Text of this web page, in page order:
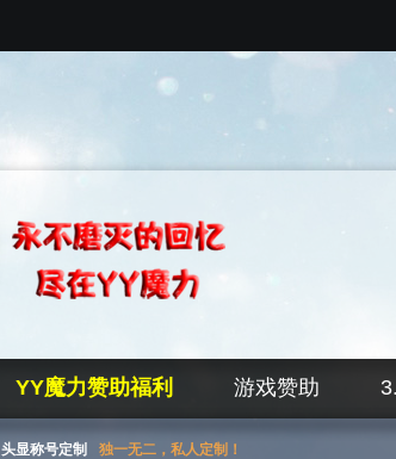
YY魔力赞助福利 游戏赞助
头显称号定制 独一无二，私人定制！